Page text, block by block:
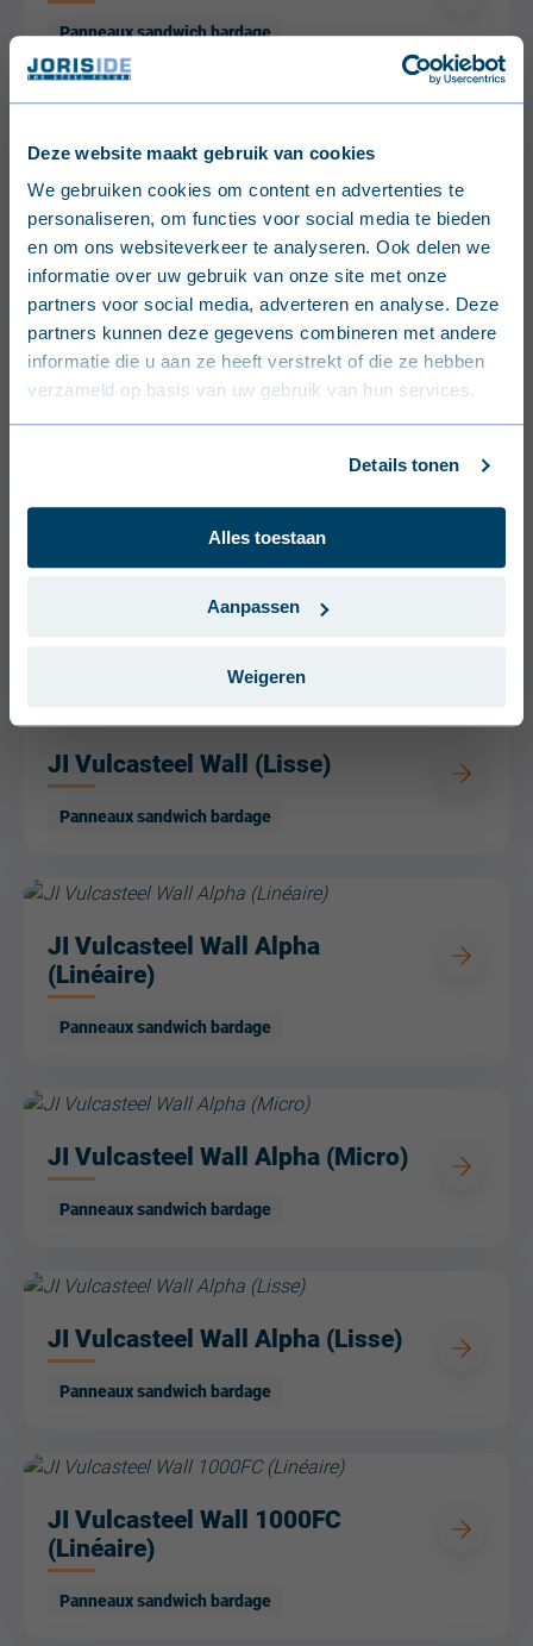
Deze website maakt gebruik van cookies
We gebruiken cookies om content en advertenties te
personaliseren, om functies voor social media te bieden
en om ons websiteverkeer te analyseren. Ook delen we
informatie over uw gebruik van onze site met onze
partners voor social media, adverteren en analyse. Deze
partners kunnen deze gegevens combineren met andere
informatie die u aan ze heeft verstrekt of die ze hebben
verzameld op basis van uw gebruik van hun services.
Details tonen
Alles toestaan
Aanpassen
Weigeren
English (United Kingdom)
Nederlands (België)
Français (Belgique)
Nederlands (Nederland)
Deutsch (Deutschland)
Svenska (Sverige)
Português (Portugal)
Panneaux sandwich bardage
Panneaux sandwich imitation ardoise
JI FC Sidings 1000 Bardage
Panneaux sandwich bardage
Panneaux sandwich imitation ardoise
JI Vulcasteel Wall (Linéaire)
JI Vulcasteel Wall (Lisse)
Panneaux sandwich bardage
JI Vulcasteel Wall Alpha
(Linéaire)
Panneaux sandwich bardage
JI Vulcasteel Wall Alpha (Micro)
Panneaux sandwich bardage
JI Vulcasteel Wall Alpha (Lisse)
Panneaux sandwich bardage
JI Vulcasteel Wall 1000FC
(Linéaire)
Panneaux sandwich bardage